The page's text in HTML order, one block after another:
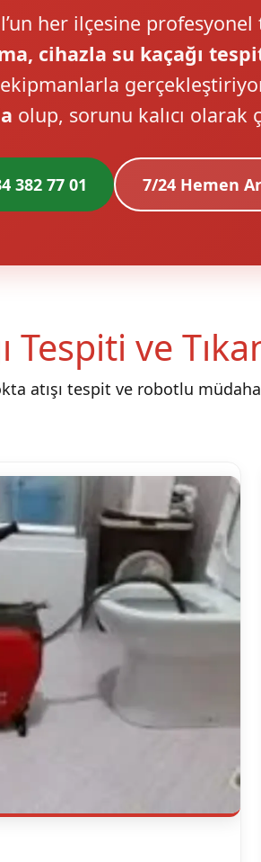
her ilçesine
cihazla su kaçağı
olup, sorunu kalıcı olarak
382 77 01 7/24 Hemen
ve
atışı tespit ve robotlu